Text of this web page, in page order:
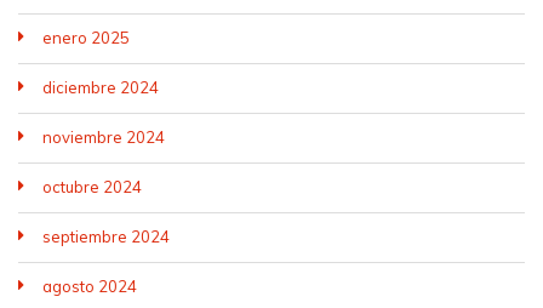
enero 2025
diciembre 2024
noviembre 2024
octubre 2024
septiembre 2024
agosto 2024